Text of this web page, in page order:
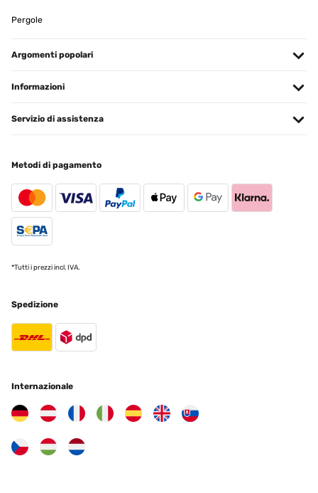
Tradurre
Das Hochbeet ist sehr stabil und macht einen hochwertigen
Eindruck! Gerne wieder
Amazon-Benutzer
Ich bin absolut begeistert von diesem Hochbeet aus Metall! Der
Aufbau war einfach und gut erklärt – auch allein machbar. Das
Material wirkt sehr robust und wetterfest, genau richtig für den
modern und hochwertig aus – ein echter Hingucker. Bisher
würde es jederzeit wieder kaufen!
Tradurre
Pergole
Argomenti popolari
Informazioni
Servizio di assistenza
Metodi di pagamento
*Tutti i prezzi incl. IVA.
Spedizione
Internazionale